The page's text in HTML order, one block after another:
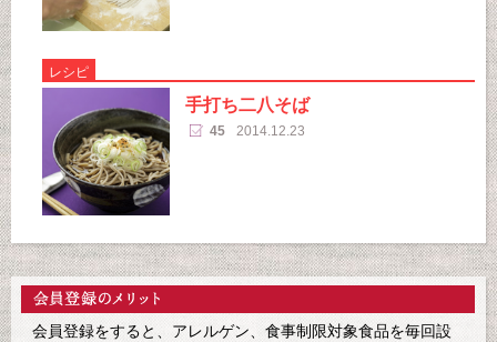
レシピ
手打ち二八そば
45 2014.12.23
会員登録をすると、アレルゲン、食事制限対象食品を毎回設